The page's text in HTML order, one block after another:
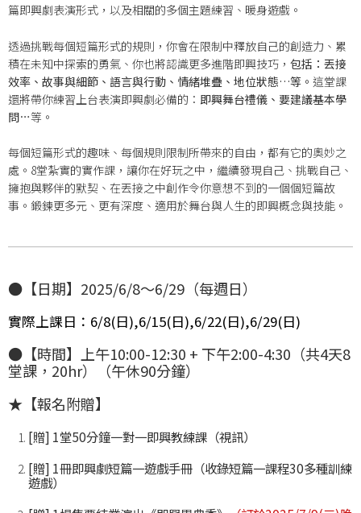
篇即興劇表演形式，以及相關的多個主題練習、暖身遊戲。
透過挑戰每個短篇形式的規則，你會在限制中釋放自己的創造力、累
積在未知中探索的勇氣、你也將認識更多進階即興技巧， 包括： 丟接
效率、故事與細節、語言與行動、情緒堆疊、地位狀態…等。 這堂課
還將帶你練習上台表演即興劇必備的： 即興舞台禮儀、要建議基本學
問…等。
每個短篇形式的趣味、每個規則限制所帶來的自由，都有它的奧妙之
處。8堂紮實的實作課，讓你在好玩之中，繼續發現自己、挑戰自己、
擁抱與夥伴的默契、在丟接之中創作令你意想不到的一個個短篇故
事。鍛鍊更多元、更有深度、適用於舞台與人生的即興概念與技能。
● 【日期】2025/6/8～6/29（每週日）
實際上課日：6/8(日),6/15(日),6/22(日),6/29(日)
● 【時間】上午10:00-12:30 + 下午2:00-4:30（共4天8
堂課，20hr）（午休90分鐘）
★【報名附贈】
[贈] 1堂50分鐘一對一即興教練課（視訊）
[贈] 1冊即興劇短篇一遊戲手冊（收錄短篇一課程30多種訓練
遊戲）